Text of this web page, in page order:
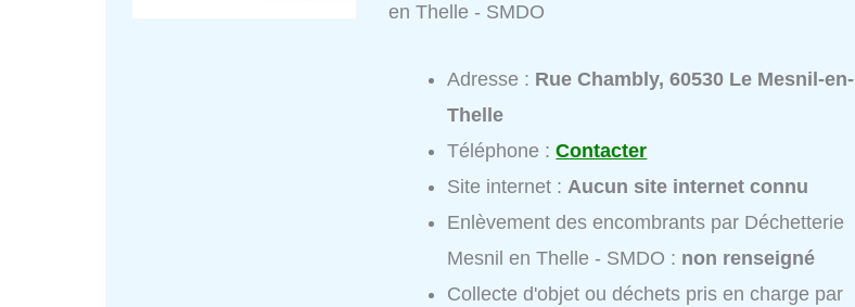
en Thelle - SMDO
Adresse : Rue Chambly, 60530 Le Mesnil-en-
Thelle
Téléphone :Contacter
Site internet :Aucun site internet connu
Enlèvement des encombrants par Déchetterie
Mesnil en Thelle - SMDO : non renseigné
Collecte d'objet ou déchets pris en charge par